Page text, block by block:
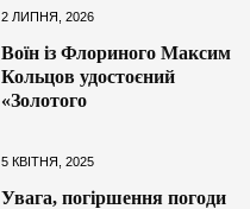
2 ЛИПНЯ, 2026
Воїн із Флориного Максим
Кольцов удостоєний
«Золотого
5 КВІТНЯ, 2025
Увага, погіршення погоди